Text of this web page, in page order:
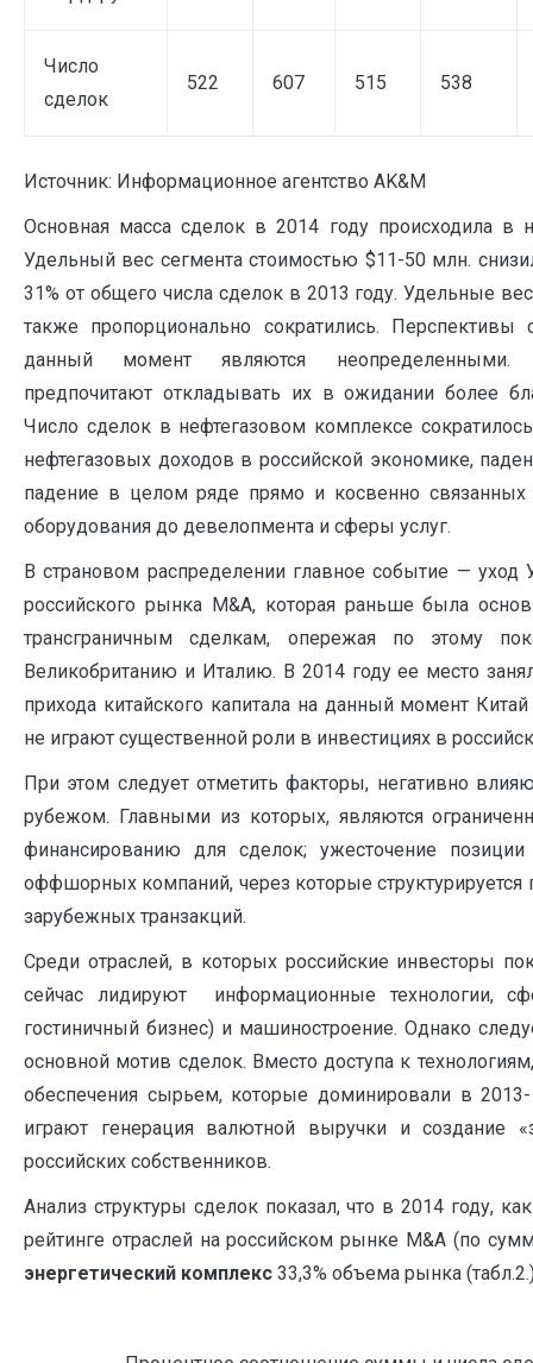
Число
сделок
522 607 515 538
Источник: Информационное агентство AK&M
Основная масса сделок в 2014 году происходила в
Удельный вес сегмента стоимостью $11-50 млн.
31% от общего числа сделок в 2013 году. Удельные
также пропорционально сократились.
данный момент являются неопределенными.
предпочитают откладывать их в ожидании более
Число сделок в нефтегазовом комплексе
нефтегазовых доходов в российской экономике,
падение в целом ряде прямо и косвенно связанных
оборудования до девелопмента и сферы услуг.
В страновом распределении главное событие —
российского рынка M&A, которая раньше была
трансграничным сделкам, опережая по этому
Великобританию и Италию. В 2014 году ее место
прихода китайского капитала на данный момент
не играют существенной роли в инвестициях в
При этом следует отметить факторы, негативно
рубежом. Главными из которых, являются
финансированию для сделок; ужесточение позиции
оффшорных компаний, через которые
зарубежных транзакций.
Среди отраслей, в которых российские инвесторы
сейчас лидируют информационные технологии,
гостиничный бизнес) и машиностроение. Однако
основной мотив сделок. Вместо доступа к
обеспечения сырьем, которые доминировали в
играют генерация валютной выручки и создание
российских собственников.
Анализ структуры сделок показал, что в 2014 году,
рейтинге отраслей на российском рынке M&A (по
энергетический комплекс 33,3% объема рынка